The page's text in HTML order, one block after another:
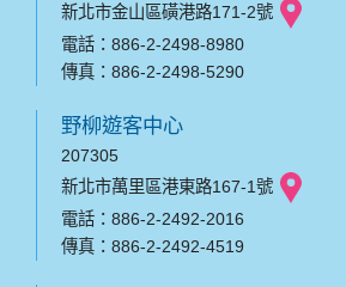
新北市金山區磺港路171-2號
電話：886-2-2498-8980
傳真：886-2-2498-5290
野柳遊客中心
207305
新北市萬里區港東路167-1號
電話：886-2-2492-2016
傳真：886-2-2492-4519